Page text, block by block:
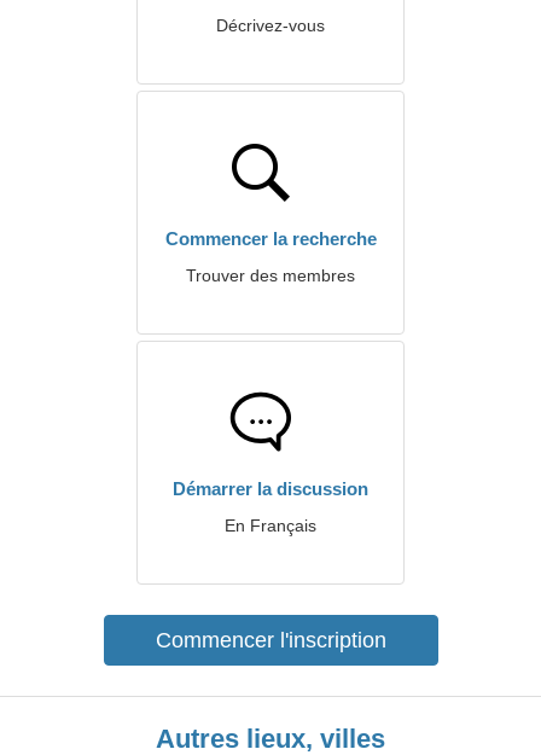
Décrivez-vous
Commencer la recherche
Trouver des membres
Démarrer la discussion
En Français
Commencer l'inscription
Autres lieux, villes